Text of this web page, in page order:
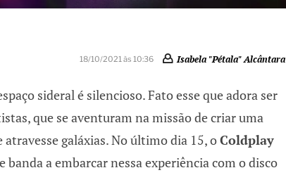
18/10/2021 às 10:36 Isabela "Pétala" Alcântara
sideral é silencioso. Fato esse que adora ser
que se aventuram na missão de criar uma
galáxias. No último dia 15, oColdplay
banda a embarcar nessa experiência com o disco